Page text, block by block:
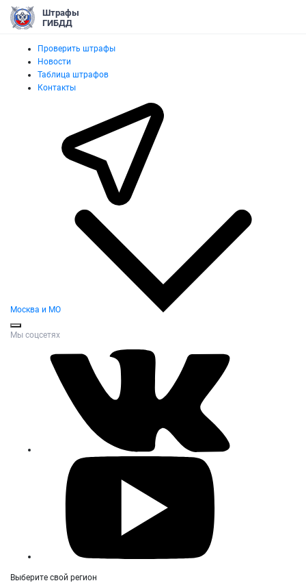
Штрафы
ГИБДД
Проверить штрафы
Новости
Таблица штрафов
Контакты
Москва и МО
Мы соцсетях
Выберите свой регион